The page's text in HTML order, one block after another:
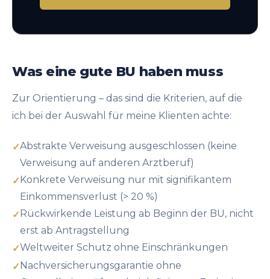
Was eine gute BU haben muss
Zur Orientierung – das sind die Kriterien, auf die
ich bei der Auswahl für meine Klienten achte:
Abstrakte Verweisung ausgeschlossen (keine
Verweisung auf anderen Arztberuf)
Konkrete Verweisung nur mit signifikantem
Einkommensverlust (> 20 %)
Rückwirkende Leistung ab Beginn der BU, nicht
erst ab Antragstellung
Weltweiter Schutz ohne Einschränkungen
Nachversicherungsgarantie ohne